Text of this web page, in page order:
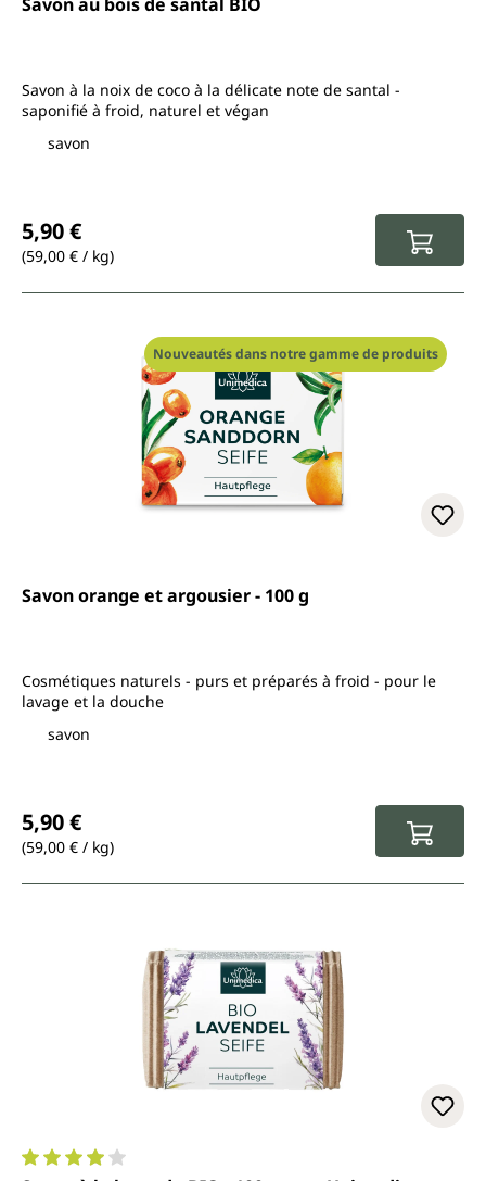
Savon à la noix de coco à la délicate note de santal -
saponifié à froid, naturel et végan
savon
5,90 €
(59,00 € / kg)
Nouveautés dans notre gamme de produits
Savon orange et argousier - 100 g
Cosmétiques naturels - purs et préparés à froid - pour le
lavage et la douche
savon
5,90 €
(59,00 € / kg)